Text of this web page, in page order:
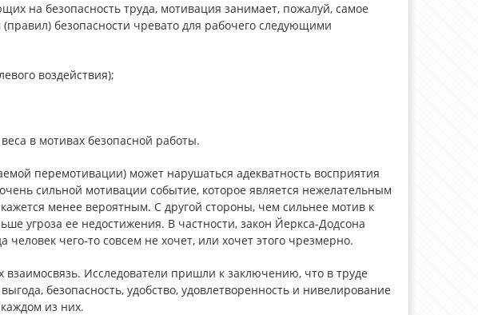
на безопасность труда, мотивация занимает, пожалуй, самое
безопасности чревато для рабочего следующими
воздействия);
в мотивах безопасной работы.
перемотивации) может нарушаться адекватность восприятия
сильной мотивации событие, которое является нежелательным
менее вероятным. С другой стороны, чем сильнее мотив к
угроза ее недостижения. В частности, закон Йеркса-Додсона
человек чего-то совсем не хочет, или хочет этого чрезмерно.
Исследователи пришли к заключению, что в труде
безопасность, удобство, удовлетворенность и нивелирование
из них.